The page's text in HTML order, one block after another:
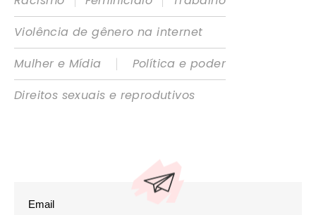
Violência de gênero na internet
Mulher e Mídia
|
Política e poder
Direitos sexuais e reprodutivos